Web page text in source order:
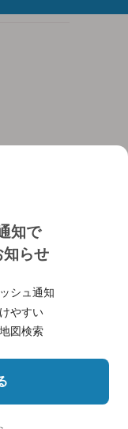
知で
らせ
シュ通知
やすい
図検索
用規約
用情報